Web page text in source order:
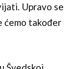
Upravo se
ćemo također